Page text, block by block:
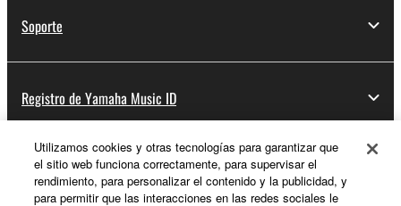
Soporte
Registro de Yamaha Music ID
Acerca de Yamaha
Utilizamos cookies y otras tecnologías para garantizar que
el sitio web funciona correctamente, para supervisar el
rendimiento, para personalizar el contenido y la publicidad, y
para permitir que las interacciones en las redes sociales le